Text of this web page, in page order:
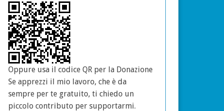
Oppure usa il codice QR per la Donazione
Se apprezzi il mio lavoro, che è da
sempre per te gratuito, ti chiedo un
piccolo contributo per supportarmi.